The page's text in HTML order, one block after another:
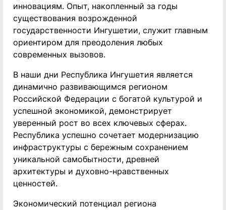
инновациям. Опыт, накопленный за годы
существования возрожденной
государственности Ингушетии, служит главным
ориентиром для преодоления любых
современных вызовов.
В наши дни Республика Ингушетия является
динамично развивающимся регионом
Российской Федерации с богатой культурой и
успешной экономикой, демонстрирует
уверенный рост во всех ключевых сферах.
Республика успешно сочетает модернизацию
инфраструктуры с бережным сохранением
уникальной самобытности, древней
архитектуры и духовно-нравственных
ценностей.
Экономический потенциал региона